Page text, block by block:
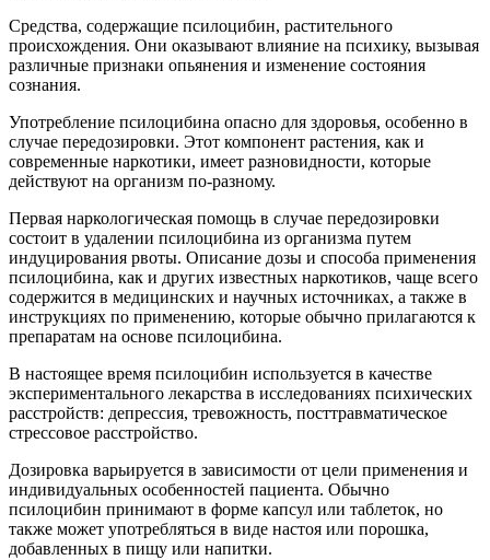
Средства, содержащие псилоцибин, растительного
происхождения. Они оказывают влияние на психику, вызывая
различные признаки опьянения и изменение состояния
сознания.
Употребление псилоцибина опасно для здоровья, особенно в
случае передозировки. Этот компонент растения, как и
современные наркотики, имеет разновидности, которые
действуют на организм по-разному.
Первая наркологическая помощь в случае передозировки
состоит в удалении псилоцибина из организма путем
индуцирования рвоты. Описание дозы и способа применения
псилоцибина, как и других известных наркотиков, чаще всего
содержится в медицинских и научных источниках, а также в
инструкциях по применению, которые обычно прилагаются к
препаратам на основе псилоцибина.
В настоящее время псилоцибин используется в качестве
экспериментального лекарства в исследованиях психических
расстройств: депрессия, тревожность, посттравматическое
стрессовое расстройство.
Дозировка варьируется в зависимости от цели применения и
индивидуальных особенностей пациента. Обычно
псилоцибин принимают в форме капсул или таблеток, но
также может употребляться в виде настоя или порошка,
добавленных в пищу или напитки.